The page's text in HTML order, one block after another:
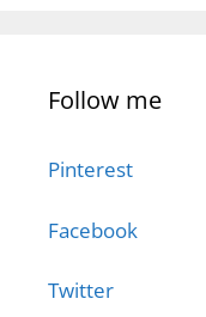
Follow me
Pinterest
Facebook
Twitter